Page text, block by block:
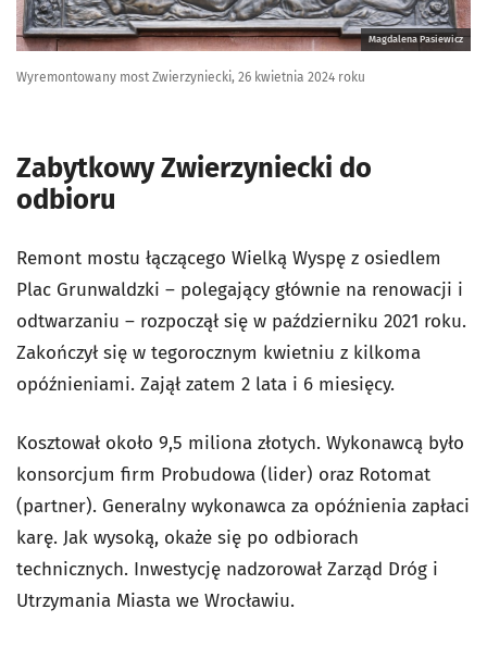
Magdalena Pasiewicz
Wyremontowany most Zwierzyniecki, 26 kwietnia 2024 roku
Zabytkowy Zwierzyniecki do
odbioru
Remont mostu łączącego Wielką Wyspę z osiedlem
Plac Grunwaldzki – polegający głównie na renowacji i
odtwarzaniu – rozpoczął się w październiku 2021 roku.
Zakończył się w tegorocznym kwietniu z kilkoma
opóźnieniami. Zajął zatem 2 lata i 6 miesięcy.
Kosztował około 9,5 miliona złotych. Wykonawcą było
konsorcjum firm Probudowa (lider) oraz Rotomat
(partner). Generalny wykonawca za opóźnienia zapłaci
karę. Jak wysoką, okaże się po odbiorach
technicznych. Inwestycję nadzorował Zarząd Dróg i
Utrzymania Miasta we Wrocławiu.